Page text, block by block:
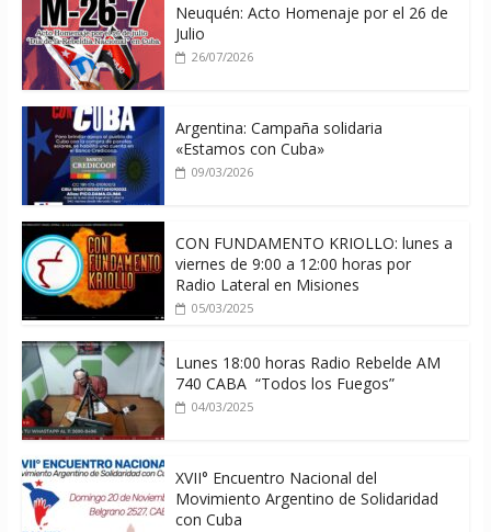
Neuquén: Acto Homenaje por el 26 de
Julio
26/07/2026
Argentina: Campaña solidaria
«Estamos con Cuba»
09/03/2026
CON FUNDAMENTO KRIOLLO: lunes a
viernes de 9:00 a 12:00 horas por
Radio Lateral en Misiones
05/03/2025
Lunes 18:00 horas Radio Rebelde AM
740 CABA “Todos los Fuegos”
04/03/2025
XVII° Encuentro Nacional del
Movimiento Argentino de Solidaridad
con Cuba